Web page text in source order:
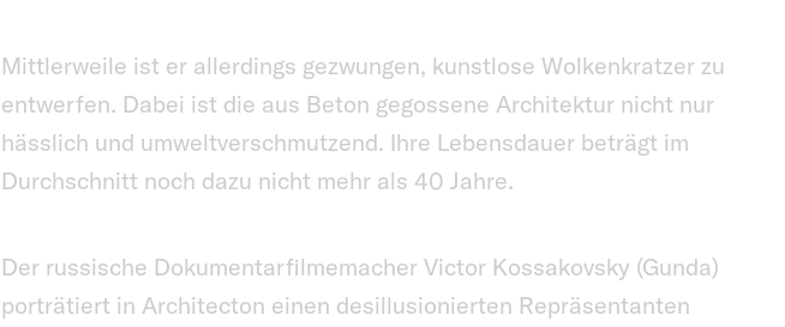
Mittlerweile ist er allerdings gezwungen, kunstlose Wolkenkratzer zu
entwerfen. Dabei ist die aus Beton gegossene Architektur nicht nur
hässlich und umweltverschmutzend. Ihre Lebensdauer beträgt im
Durchschnitt noch dazu nicht mehr als 40 Jahre.
Der russische Dokumentarfilmemacher Victor Kossakovsky (Gunda)
porträtiert in Architecton einen desillusionierten Repräsentanten